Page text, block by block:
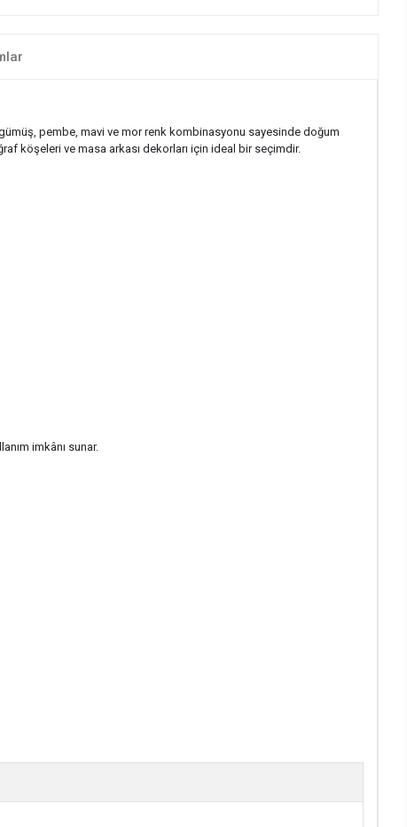
pembe, mavi ve mor renk kombinasyonu sayesinde doğum
köşeleri ve masa arkası dekorları için ideal bir seçimdir.
imkânı sunar.